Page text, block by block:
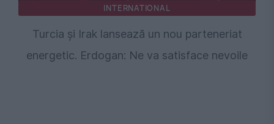
INTERNATIONAL
Turcia și Irak lansează un nou parteneriat
energetic. Erdogan: Ne va satisface nevoile